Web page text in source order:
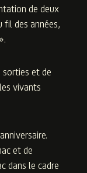
de deux
fil des années,
sorties et de
vivants
et de
dans le cadre